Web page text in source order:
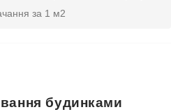
за 1 м2
будинками